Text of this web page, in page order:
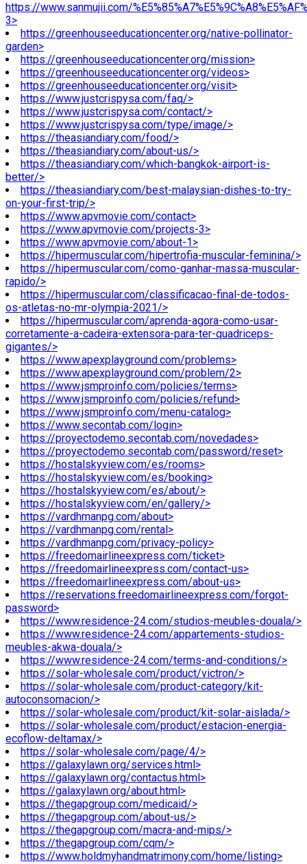
https://www.sanmujii.com/
3>
https://greenhouseeducationcenter.org/native-pollinator-
garden>
https://greenhouseeducationcenter.org/mission>
https://greenhouseeducationcenter.org/videos>
https://greenhouseeducationcenter.org/visit>
https://www.justcrispysa.com/faq/>
https://www.justcrispysa.com/contact/>
https://www.justcrispysa.com/type/image/>
https://theasiandiary.com/food/>
https://theasiandiary.com/about-us/>
https://theasiandiary.com/which-bangkok-airport-is-
better/>
https://theasiandiary.com/best-malaysian-dishes-to-try-
on-your-first-trip/>
https://www.apvmovie.com/contact>
https://www.apvmovie.com/projects-3>
https://www.apvmovie.com/about-1>
https://hipermuscular.com/hipertrofia-muscular-feminina/>
https://hipermuscular.com/como-ganhar-massa-muscular-
rapido/>
https://hipermuscular.com/classificacao-final-de-todos-
os-atletas-no-mr-olympia-2021/>
https://hipermuscular.com/aprenda-agora-como-usar-
corretamente-a-cadeira-extensora-para-ter-quadriceps-
gigantes/>
https://www.apexplayground.com/problems>
https://www.apexplayground.com/problem/2>
https://www.jsmproinfo.com/policies/terms>
https://www.jsmproinfo.com/policies/refund>
https://www.jsmproinfo.com/menu-catalog>
https://www.secontab.com/login>
https://proyectodemo.secontab.com/novedades>
https://proyectodemo.secontab.com/password/reset>
https://hostalskyview.com/es/rooms>
https://hostalskyview.com/es/booking>
https://hostalskyview.com/es/about/>
https://hostalskyview.com/en/gallery/>
https://vardhmanpg.com/about>
https://vardhmanpg.com/rental>
https://vardhmanpg.com/privacy-policy>
https://freedomairlineexpress.com/ticket>
https://freedomairlineexpress.com/contact-us>
https://freedomairlineexpress.com/about-us>
https://reservations.freedomairlineexpress.com/forgot-
password>
https://www.residence-24.com/studios-meubles-douala/>
https://www.residence-24.com/appartements-studios-
meubles-akwa-douala/>
https://www.residence-24.com/terms-and-conditions/>
https://solar-wholesale.com/product/victron/>
https://solar-wholesale.com/product-category/kit-
autoconsomacion/>
https://solar-wholesale.com/product/kit-solar-aislada/>
https://solar-wholesale.com/product/estacion-energia-
ecoflow-deltamax/>
https://solar-wholesale.com/page/4/>
https://galaxylawn.org/services.html>
https://galaxylawn.org/contactus.html>
https://galaxylawn.org/about.html>
https://thegapgroup.com/medicaid/>
https://thegapgroup.com/about-us/>
https://thegapgroup.com/macra-and-mips/>
https://thegapgroup.com/cqm/>
https://www.holdmyhandmatrimony.com/home/listing>